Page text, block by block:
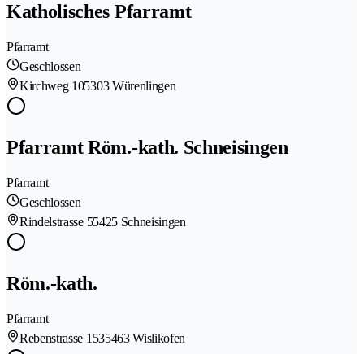
Katholisches Pfarramt
Pfarramt
Geschlossen
Kirchweg 105303 Würenlingen
Pfarramt Röm.-kath. Schneisingen
Pfarramt
Geschlossen
Rindelstrasse 55425 Schneisingen
Röm.-kath.
Pfarramt
Rebenstrasse 1535463 Wislikofen